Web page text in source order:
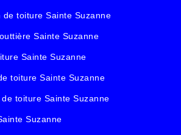
de toiture Sainte Suzanne
Sainte Suzanne
Sainte Suzanne
toiture Sainte Suzanne
toiture Sainte Suzanne
Suzanne